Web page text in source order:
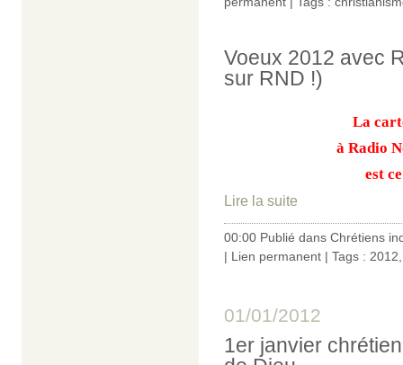
Voeux 2012 avec
sur RND !)
La
à Radio
est
Lire la suite
00:00 Publié dans Chrétiens
| Lien permanent | Tags : 2012
01/01/2012
1er janvier